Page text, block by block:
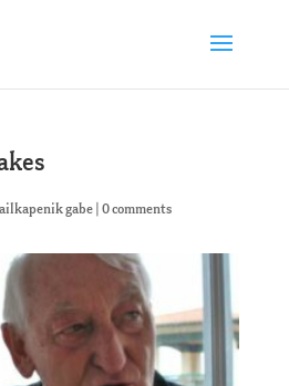
gabe| 0 comments